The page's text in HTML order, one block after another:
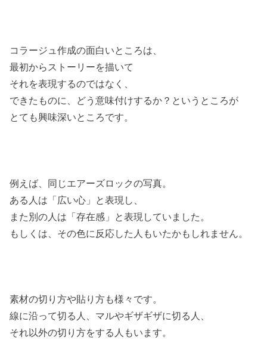
コラージュ作成の面白いところは、
最初からストーリーを描いて
それを表現するのではなく、
できたものに、どう意味付けするか？というところが
とても興味深いところです。
例えば、同じエアーズロックの写真。
ある人は「広い心」と表現し、
また別の人は「存在感」と表現していました。
もしくは、その色に反応した人もいたかもしれません。
素材の切り方や貼り方も様々です。
線に沿って切る人、マルやギザギザに切る人、
それ以外の切り方をする人もいます。